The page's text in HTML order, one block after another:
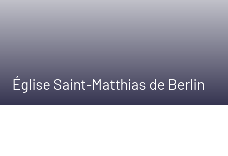
Église Saint-Matthias de Berlin